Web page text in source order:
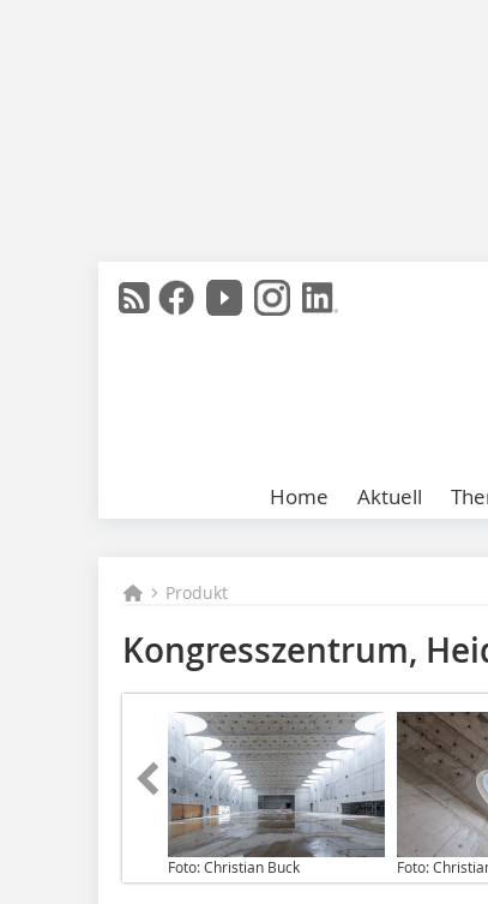
Home Aktuell
Produkt
Kongresszentrum,
Foto: Christian Buck Foto: